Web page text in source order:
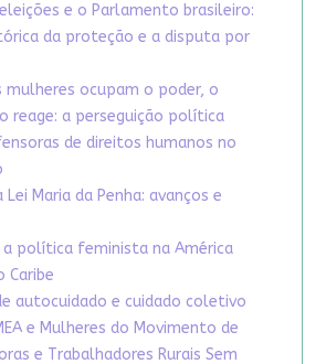
e o Parlamento brasileiro:
da proteção e a disputa por
mulheres ocupam o poder, o
reage: a perseguição política
de direitos humanos no
Lei Maria da Penha: avanços e
a política feminista na América
Caribe
autocuidado e cuidado coletivo
e Mulheres do Movimento de
e Trabalhadores Rurais Sem